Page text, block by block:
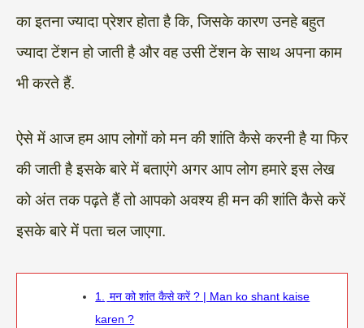
का इतना ज्यादा प्रेशर होता है कि, जिसके कारण उनहे बहुत
ज्यादा टेंशन हो जाती है और वह उसी टेंशन के साथ अपना काम
भी करते हैं.
ऐसे में आज हम आप लोगों को मन की शांति कैसे करनी है या फिर
की जाती है इसके बारे में बताएंगे अगर आप लोग हमारे इस लेख
को अंत तक पढ़ते हैं तो आपको अवश्य ही मन की शांति कैसे करें
इसके बारे में पता चल जाएगा.
1.
मन को शांत कैसे करें ? | Man ko shant kaise
karen ?